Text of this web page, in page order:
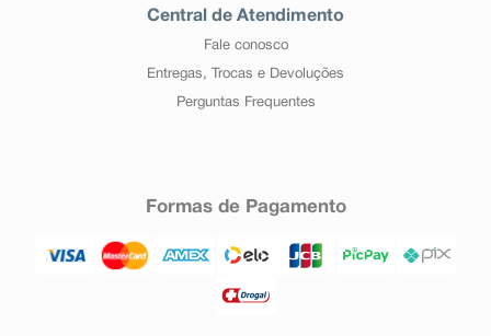
Central de Atendimento
Fale conosco
Entregas, Trocas e Devoluções
Perguntas Frequentes
Formas de Pagamento